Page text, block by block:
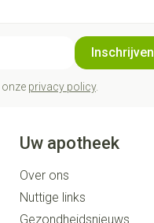
Inschrijven
privacy policy.
Uw apotheek
Over ons
Nuttige links
Gezondheidsnieuws